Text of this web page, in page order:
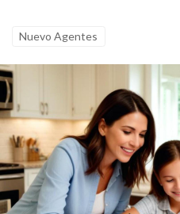
Nuevo Agentes